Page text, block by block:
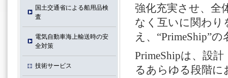
強化充実させ、全
なく互いに関わり
え、“PrimeShip”
PrimeShipは、設
るあらゆる段階に
国土交通省による船用品検
査
電気自動車海上輸送時の安
全対策
技術サービス